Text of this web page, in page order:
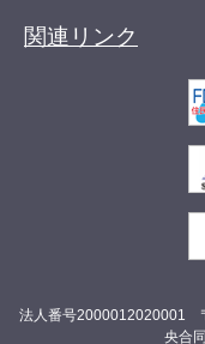
関連リンク
法人番号2000012020001
央合